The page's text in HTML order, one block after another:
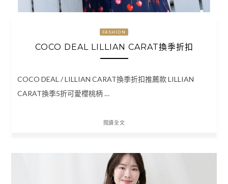
FASHION
COCO DEAL LILLIAN CARAT換季折扣
COCO DEAL / LILLIAN CARAT換季折扣推薦款 LILLIAN
CARAT換季5折可愛櫻桃柄 …
閱讀全文